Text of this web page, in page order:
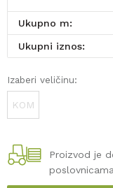
Ukupno m:
Ukupni iznos:
Izaberi veličinu:
KOM
Proizvod je
poslovnicama